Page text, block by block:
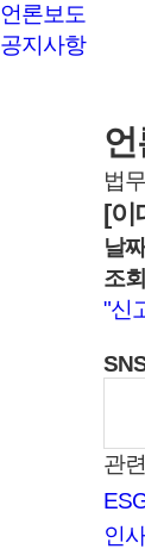
언론보도
공지사항
법
[이
날
조
"신
관
인